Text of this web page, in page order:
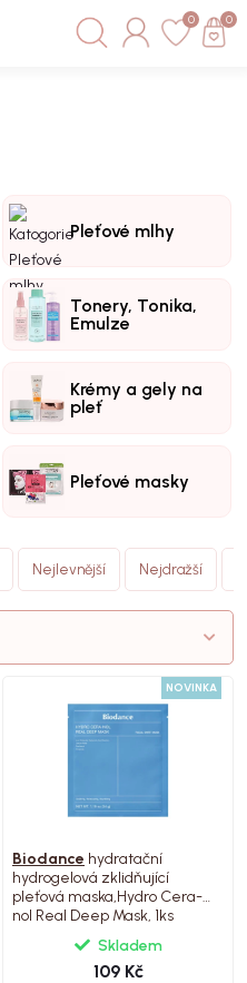
0 0
Pleťové mlhy
Tonery, Tonika,
Emulze
Krémy a gely na
pleť
Pleťové masky
Nejlevnější Nejdražší
NOVINKA
Biodance hydratační
hydrogelová zklidňující
pleťová maska,Hydro Cera-
nol Real Deep Mask, 1ks
Skladem
109 Kč